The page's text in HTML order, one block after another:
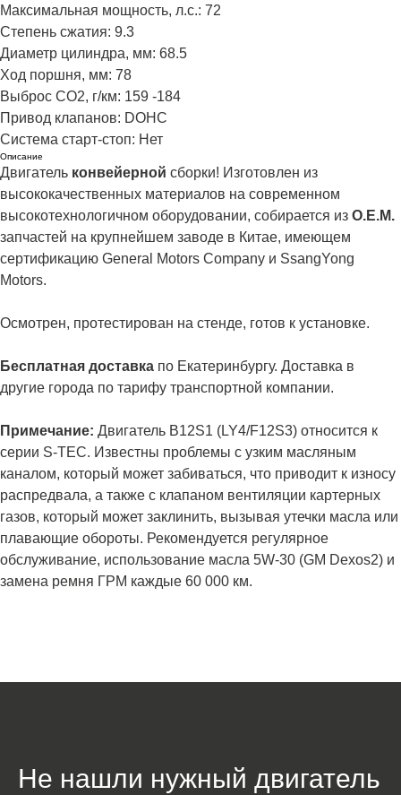
Максимальная мощность, л.с.: 72
Степень сжатия: 9.3
Диаметр цилиндра, мм: 68.5
Ход поршня, мм: 78
Выброс CO2, г/км: 159 -184
Привод клапанов: DOHC
Система старт-стоп: Нет
Описание
Двигатель конвейерной сборки! Изготовлен из
высококачественных материалов на современном
высокотехнологичном оборудовании, собирается из О.Е.М.
запчастей на крупнейшем заводе в Китае, имеющем
сертификацию General Motors Company и SsangYong
Motors.
Осмотрен, протестирован на стенде, готов к установке.
Бесплатная доставка по Екатеринбургу. Доставка в
другие города по тарифу транспортной компании.
Примечание: Двигатель В12S1 (LY4/F12S3) относится к
серии S-ТЕС. Известны проблемы с узким масляным
каналом, который может забиваться, что приводит к износу
распредвала, а также с клапаном вентиляции картерных
газов, который может заклинить, вызывая утечки масла или
плавающие обороты. Рекомендуется регулярное
обслуживание, использование масла 5W-30 (GМ Dехоs2) и
замена ремня ГРМ каждые 60 000 км.
Не нашли нужный двигатель